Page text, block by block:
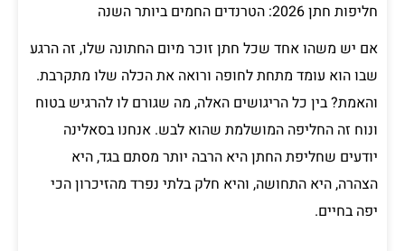
חליפות חתן 2026: הטרנדים החמים ביותר השנה
אם יש משהו אחד שכל חתן זוכר מיום החתונה שלו, זה הרגע
שבו הוא עומד מתחת לחופה ורואה את הכלה שלו מתקרבת.
והאמת? בין כל הריגושים האלה, מה שגורם לו להרגיש בטוח
ונוח זה החליפה המושלמת שהוא לבש. אנחנו בסאלינה
יודעים שחליפת החתן היא הרבה יותר מסתם בגד, היא
הצהרה, היא התחושה, והיא חלק בלתי נפרד מהזיכרון הכי
יפה בחיים.